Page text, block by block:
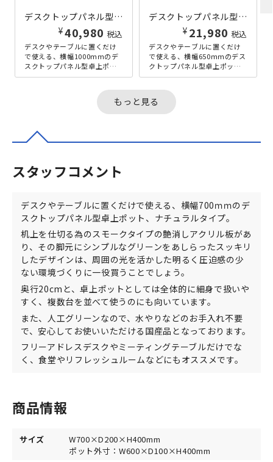
デスクトップパネル型卓上ポット ナチュラルタイプ W1000×D200×H400 ナチュラル
¥40,980 税込
デスクやテーブルに置くだけ
で使える、横幅1000ｍｍのデ
スクトップパネル型卓上ポッ
ト、ナチュラルタイプ。机上
デスクトップパネル型卓上ポット ナチュラルタイプ W650×D150×H400 ナチュラル
¥ 21,980 税込
デスクやテーブルに置くだけ
で使える、横幅650ｍｍのデス
クトップパネル型卓上ポッ
ト、ナチュラルタイプ。机上
の艶消し...
もっと見る
スタッフコメント
デスクやテーブルに置くだけで使える、横幅700ｍｍのデ
スクトップパネル型卓上ポット、ナチュラルタイプ。
机上を仕切る為のスモークタイプの艶消しアクリル板があ
り、その脚元にシンプルなグリーンをあしらったスッキリ
したデザインは、周囲の光を活かした明るく圧迫感の少
ない環境づくりに一役買うことでしょう。
奥行20cmと、卓上ポットとしては全体的に細身で扱いや
すく、複数台を並べて使うのにも向いています。
また、人工グリーンなので、水やりなどのお手入れ不要
で、安心してお使いいただける国産品となっております。
フリーアドレスデスクやミーティングテーブルだけでな
く、食堂やリフレッシュルームなどにもオススメです。
商品情報
サイズ
W700×D200×H400mm
ポット外寸：W600×D100×H400mm